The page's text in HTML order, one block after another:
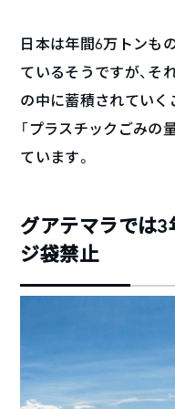
日本は年間6万トンも
ているそうですが、そ
の中に蓄積されていく
「プラスチックごみの
ています。
グアテマラでは
ジ袋禁止